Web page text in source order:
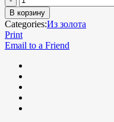
В корзину
Categories:Из золота
Print
Email to a Friend